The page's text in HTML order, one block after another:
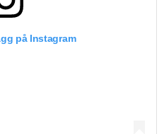
på Instagram